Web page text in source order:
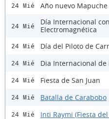
24 Mié Año nuevo Mapuche
24 Mié
Día Internacional
Electromagnética
24 Mié Día del Piloto de
24 Mié Dia Internacional
24 Mié Fiesta de San Juan
24 Mié Batalla de Carabobo
24 Mié Inti Raymi (Fiesta del